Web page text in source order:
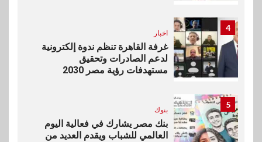
4
اخبار
غرفة القاهرة تنظم ندوة إلكترونية
لدعم الصادرات وتحقيق
مستهدفات رؤية مصر 2030
5
بنوك
بنك مصر يشارك في فعالية اليوم
العالمي للشباب ويقدم العديد من